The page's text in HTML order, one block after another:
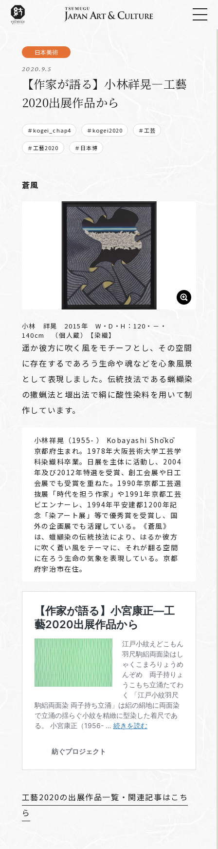
2020.9.5
【作家が語る】小林祥晃―工藝
2020出展作品から
＃kogei_chap4 ＃kogei2020 ＃工芸
＃工藝2020 ＃日本博
蒼風
小林 祥晃 2015年 W・D・H：120・－・
140cm （個人蔵）【染織】
遥か彼方に吹く風をモチーフとし、その空間
に存在するであろう生命や魂などを心象風景
として表現しました。伝統技法である蝋纈染
の撒蝋法と堰出法で絹に酸性染料を用いて制
作しています。
小林祥晃（1955- ） Kobayashi Shōkō
京都府生まれ。1978年大阪芸術大学工芸学
科染織科卒業。日展を主体に活動し、2004
年及び2012年特選を受賞、創工会展や日工
会展でも受賞を重ねた。1990年京都工芸選
抜展「時代を担う作家」や1991年京都工芸
ビエンナーレ、1994年平安建都1200年記
念「染アート展」等で優秀賞を受賞し、国
外の企画展でも活躍している。《蒼風》
は、蠟纈染の伝統技法により、はるか彼方
に吹く蒼い風をテーマに、それが翻る空間
に在ろう生命の気象を表現している。京都
府宇治市在住。
工藝2020の出展作品一覧・関連記事はこち
ら